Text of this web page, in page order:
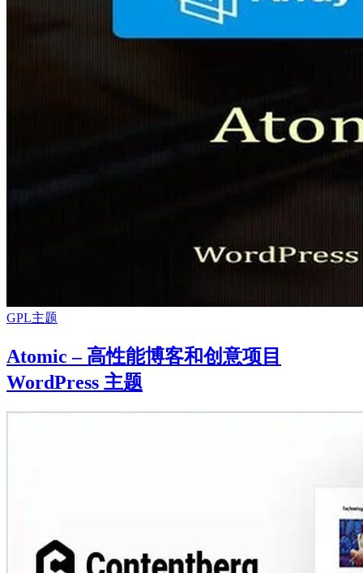
GPL主题
Atomic – 高性能博客和创意项目
WordPress 主题